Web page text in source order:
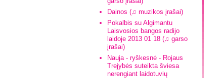
Dainos (♫ muzikos įrašai)
Pokalbis su Algimantu
Laisvosios bangos radijo
laidoje 2013 01 18 (♫ garso
įrašai)
Nauja - ryškesnė - Rojaus
Trejybės suteikta šviesa
nerengiant laidotuvių